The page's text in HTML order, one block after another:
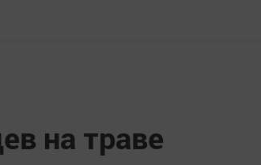
на траве